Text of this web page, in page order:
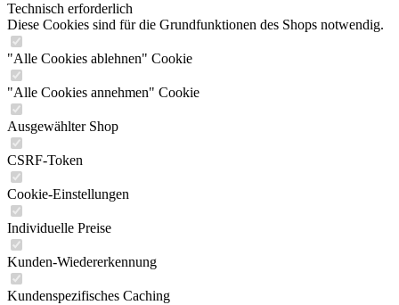
Technisch erforderlich
Diese Cookies sind für die Grundfunktionen des Shops notwendig.
"Alle Cookies ablehnen" Cookie
"Alle Cookies annehmen" Cookie
Ausgewählter Shop
CSRF-Token
Cookie-Einstellungen
Individuelle Preise
Kunden-Wiedererkennung
Kundenspezifisches Caching